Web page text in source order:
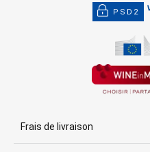
PSD2
Frais de livraison